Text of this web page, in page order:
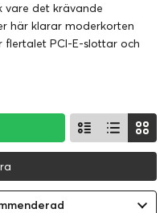
vare det krävande
här klarar moderkorten
flertalet PCI-E-slottar och